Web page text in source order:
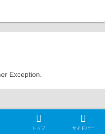
Exception.
トップ サイドバー